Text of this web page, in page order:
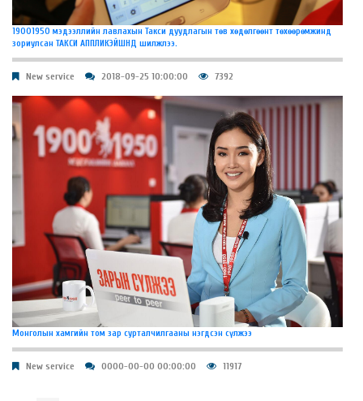
19001950 мэдээллийн лавлахын Такси дуудлагын төв хөдөлгөөнт төхөөрөмжинд
зориулсан ТАКСИ АППЛИКЭЙШНД шилжлээ.
New service 2018-09-25 10:00:00 7392
Монголын хамгийн том зар сурталчилгааны нэгдсэн сүлжээ
New service 0000-00-00 00:00:00 11917